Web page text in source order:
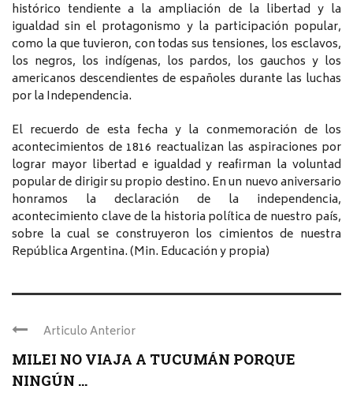
histórico tendiente a la ampliación de la libertad y la
igualdad sin el protagonismo y la participación popular,
como la que tuvieron, con todas sus tensiones, los esclavos,
los negros, los indígenas, los pardos, los gauchos y los
americanos descendientes de españoles durante las luchas
por la Independencia.
El recuerdo de esta fecha y la conmemoración de los
acontecimientos de 1816 reactualizan las aspiraciones por
lograr mayor libertad e igualdad y reafirman la voluntad
popular de dirigir su propio destino. En un nuevo aniversario
honramos la declaración de la independencia,
acontecimiento clave de la historia política de nuestro país,
sobre la cual se construyeron los cimientos de nuestra
República Argentina. (Min. Educación y propia)
Articulo Anterior
MILEI NO VIAJA A TUCUMÁN PORQUE
NINGÚN ...